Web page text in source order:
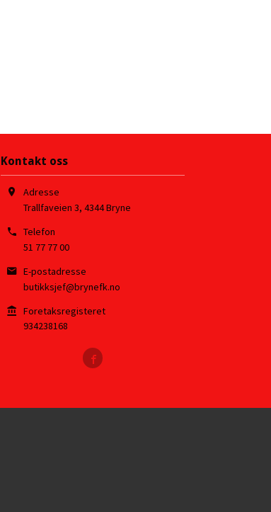
Kontakt oss
Adresse
Trallfaveien 3, 4344Bryne
Telefon
51 77 77 00
E-postadresse
butikksjef@brynefk.no
Foretaksregisteret
934238168